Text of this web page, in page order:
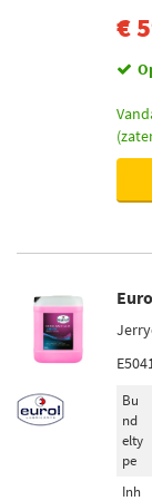
€
Bu
nd
elty
pe
Inh